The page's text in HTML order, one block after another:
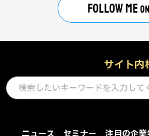
サイト内